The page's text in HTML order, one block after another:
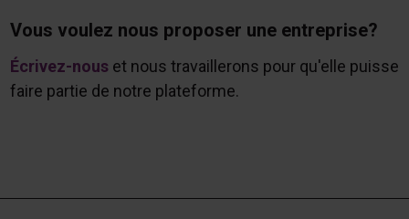
Vous voulez nous proposer une entreprise?
Écrivez-nouset nous travaillerons pour qu'elle puisse
faire partie de notre plateforme.